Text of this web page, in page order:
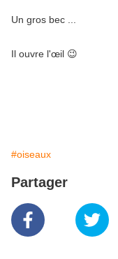
Un gros bec ...
Il ouvre l'œil 😉
#oiseaux
Partager